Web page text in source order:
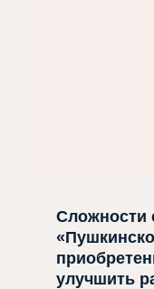
Сложности
улучшить